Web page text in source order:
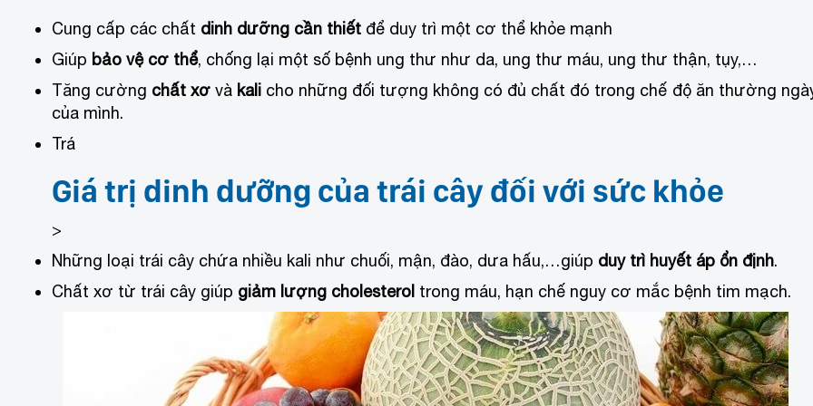
Cung cấp các chất dinh dưỡng cần thiết để duy trì một cơ thể khỏe mạnh
Giúp bảo vệ cơ thể, chống lại một số bệnh ung thư như da, ung thư máu, ung thư thận, tụy,…
Tăng cường chất xơ và kali cho những đối tượng không có đủ chất đó trong chế độ ăn thường
của mình.
Trá
Giá trị dinh dưỡng của trái cây đối với sức khỏe
>
Những loại trái cây chứa nhiều kali như chuối, mận, đào, dưa hấu,…giúp duy trì huyết áp ổn định.
Chất xơ từ trái cây giúp giảm lượng cholesterol trong máu, hạn chế nguy cơ mắc bệnh tim mạch.